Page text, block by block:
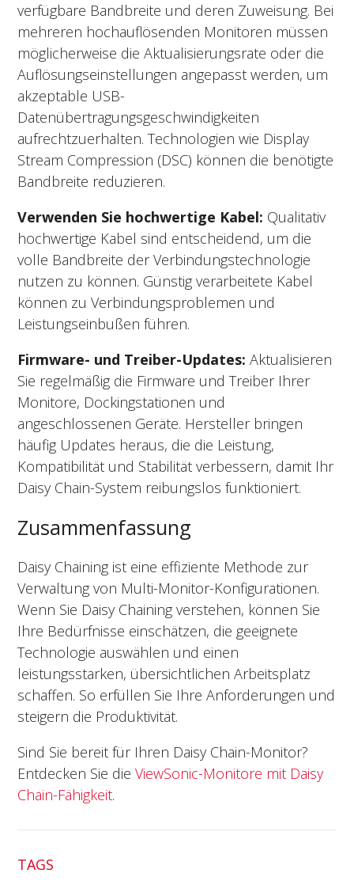
verfügbare Bandbreite und deren Zuweisung. Bei
mehreren hochauflösenden Monitoren müssen
möglicherweise die Aktualisierungsrate oder die
Auflösungseinstellungen angepasst werden, um
akzeptable USB-
Datenübertragungsgeschwindigkeiten
aufrechtzuerhalten. Technologien wie Display
Stream Compression (DSC) können die benötigte
Bandbreite reduzieren.
Verwenden Sie hochwertige Kabel: Qualitativ
hochwertige Kabel sind entscheidend, um die
volle Bandbreite der Verbindungstechnologie
nutzen zu können. Günstig verarbeitete Kabel
können zu Verbindungsproblemen und
Leistungseinbußen führen.
Firmware- und Treiber-Updates: Aktualisieren
Sie regelmäßig die Firmware und Treiber Ihrer
Monitore, Dockingstationen und
angeschlossenen Geräte. Hersteller bringen
häufig Updates heraus, die die Leistung,
Kompatibilität und Stabilität verbessern, damit Ihr
Daisy Chain-System reibungslos funktioniert.
Zusammenfassung
Daisy Chaining ist eine effiziente Methode zur
Verwaltung von Multi-Monitor-Konfigurationen.
Wenn Sie Daisy Chaining verstehen, können Sie
Ihre Bedürfnisse einschätzen, die geeignete
Technologie auswählen und einen
leistungsstarken, übersichtlichen Arbeitsplatz
schaffen. So erfüllen Sie Ihre Anforderungen und
steigern die Produktivität.
Sind Sie bereit für Ihren Daisy Chain-Monitor?
Entdecken Sie dieViewSonic-Monitore mit Daisy
Chain-Fähigkeit.
TAGS